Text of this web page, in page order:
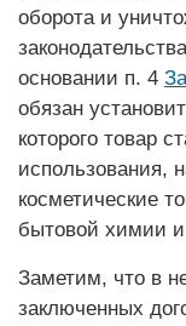
оборота и
основании п. 4
обязан
которого товар
использования,
косметические
бытовой химии
Заметим, что в
заключенных